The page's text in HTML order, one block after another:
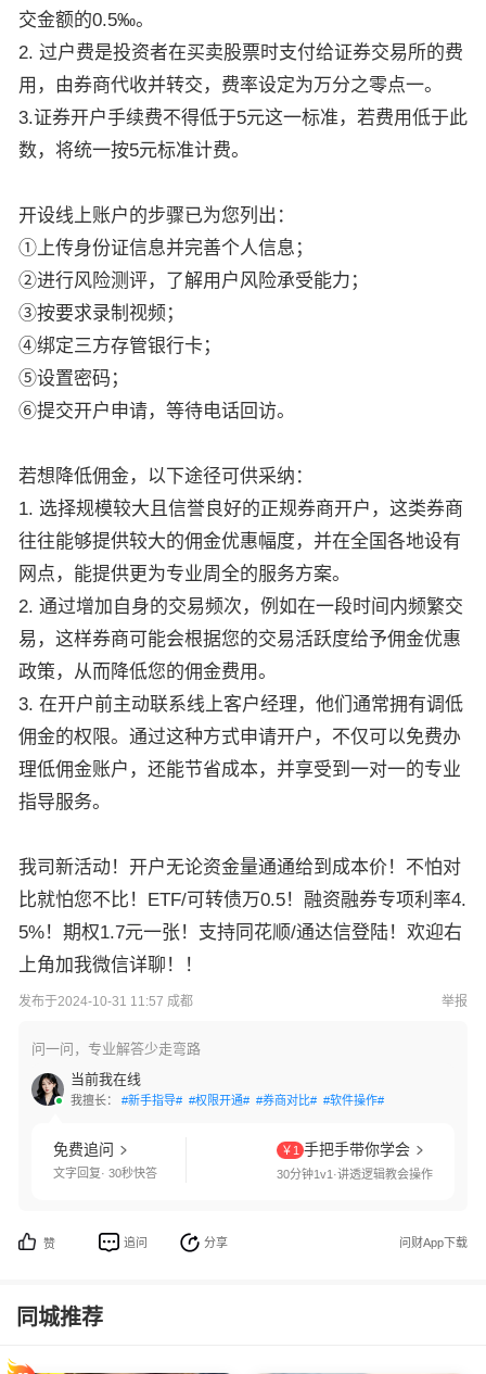
交金额的0.5‰。
2. 过户费是投资者在买卖股票时支付给证券交易所的费
用，由券商代收并转交，费率设定为万分之零点一。
3.证券开户手续费不得低于5元这一标准，若费用低于此
数，将统一按5元标准计费。
开设线上账户的步骤已为您列出：
①上传身份证信息并完善个人信息；
②进行风险测评，了解用户风险承受能力；
③按要求录制视频；
④绑定三方存管银行卡；
⑤设置密码；
⑥提交开户申请，等待电话回访。
若想降低佣金，以下途径可供采纳：
1. 选择规模较大且信誉良好的正规券商开户，这类券商
往往能够提供较大的佣金优惠幅度，并在全国各地设有
网点，能提供更为专业周全的服务方案。
2. 通过增加自身的交易频次，例如在一段时间内频繁交
易，这样券商可能会根据您的交易活跃度给予佣金优惠
政策，从而降低您的佣金费用。
3. 在开户前主动联系线上客户经理，他们通常拥有调低
佣金的权限。通过这种方式申请开户，不仅可以免费办
理低佣金账户，还能节省成本，并享受到一对一的专业
指导服务。
我司新活动！开户无论资金量通通给到成本价！不怕对
比就怕您不比！ETF/可转债万0.5！融资融券专项利率4.
5%！期权1.7元一张！支持同花顺/通达信登陆！欢迎右
上角加我微信详聊！！
发布于2024-10-31 11:57 成都 举报
问一问，专业解答少走弯路
当前我在线
我擅长： #新手指导# #权限开通# #券商对比# #软件操作#
免费追问
文字回复· 30秒快答
￥1 手把手带你学会
30分钟1v1·讲透逻辑教会操作
赞 追问 分享 问财App下载
同城推荐